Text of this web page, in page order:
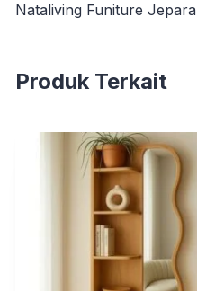
Nataliving Funiture Jepara
Produk Terkait